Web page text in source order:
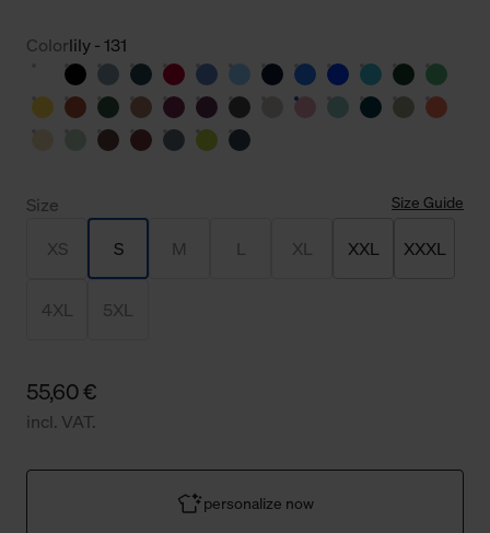
Colorlily - 131
Size Size Guide
XS S M L XL XXL XXXL
4XL 5XL
55,60 €
incl. VAT.
personalize now